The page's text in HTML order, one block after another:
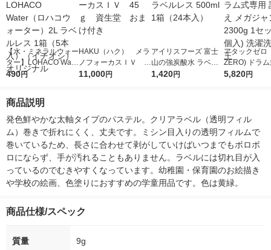
【水・ミネラルウォー
ター】LOHACO Wate
r（ロハコウォータ
シ） オリジナル
490円
HAKU（ハク） メラ
ノフォーカスＩＶ 4
5ｇ 資生堂 おまけ
11,000円
アイリスフーズ 富士
山の強炭酸水 ラベル
レス 500ml 1箱（24
1,420円
アタックゼロ
ZERO) ドラ
詰め替え メガ
5,820円
商品説明
発色鮮やかな太軸タイプのパステル。クリアラベル（透明フィル
ム）巻きで折れにくく、丈夫です。ミシン目入りの透明フィルムで
巻いているため、長さに合わせて剥がしていけばいつまでもボロボ
ロにならず、手が汚れることもありません。ラベルには切れ目が入
っているのでむきやすくなっています。幼稚園・保育園のお絵描き
や学校の絵画、色塗りにおすすめの学童用品です。色は黄緑。
商品仕様/スペック
質量 9g